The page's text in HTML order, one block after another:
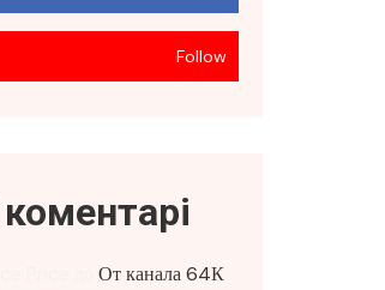
Follow
От канала 64К